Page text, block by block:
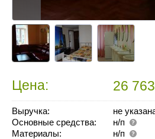
Цена: 26
Выручка:
не
Основные средства:
н/п
Материалы:
н/п